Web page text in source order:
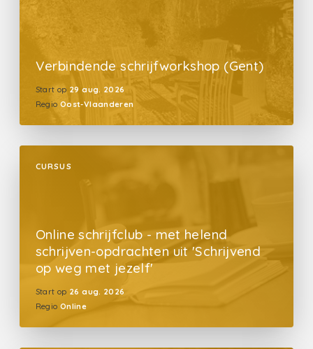
Verbindende schrijfworkshop (Gent)
Start op 29 aug. 2026
Regio Oost-Vlaanderen
CURSUS
Online schrijfclub - met helend
schrijven-opdrachten uit 'Schrijvend
op weg met jezelf'
Start op 26 aug. 2026
Regio Online